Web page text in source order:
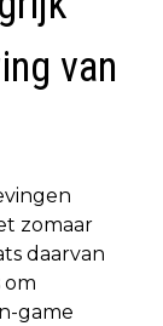
van
zomaar
daarvan
om
game